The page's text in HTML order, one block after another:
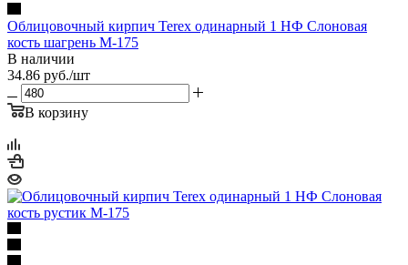
Облицовочный кирпич Terex одинарный 1 НФ Слоновая
кость шагрень М-175
В наличии
34.86 руб./шт
В корзину